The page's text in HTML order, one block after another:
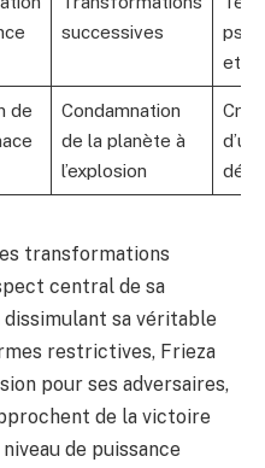
successives
et
de
Condamnation
de la planète à
l’explosion
transformations
central de sa
sa véritable
restrictives, Frieza
pour ses adversaires,
de la victoire
de puissance